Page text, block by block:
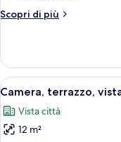
letto
2
letti
singoli
Scopri di più
Altri
Deluxe
con
letto
o
2
Apri
tutte
le
foto
4
Camera, terrazzo,
Vista città
12 m²